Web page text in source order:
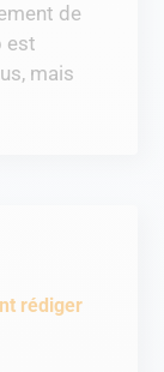
de
est
mais
rédiger